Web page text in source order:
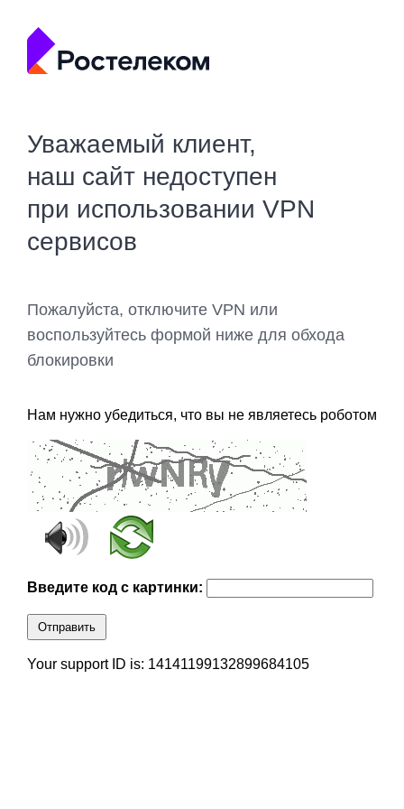
Уважаемый клиент,
наш сайт недоступен
при использовании VPN
сервисов
Пожалуйста, отключите VPN или
воспользуйтесь формой ниже для обхода
блокировки
Нам нужно убедиться, что вы не являетесь роботом
Введите код с картинки:
Отправить
Your support ID is: 14141199132899684105